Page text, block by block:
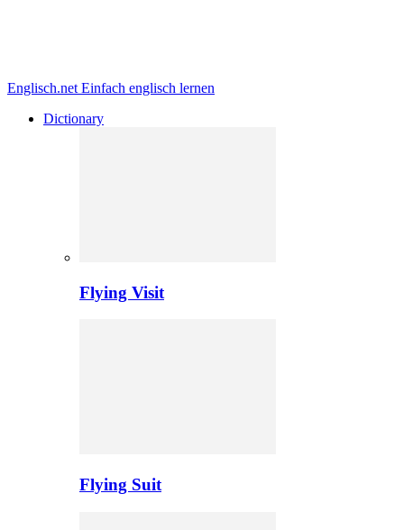
Englisch.net Einfach englisch lernen
Dictionary
Flying Visit
Flying Suit